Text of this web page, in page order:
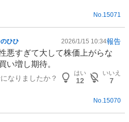
No.15071
ひひ 2026/1/15 10:34報告
悪すぎて大して株価上がらな
い増し期待。
なりましたか？
はい
12
いいえ
7
No. 15070